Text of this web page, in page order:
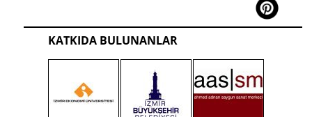
KATKIDA BULUNANLAR